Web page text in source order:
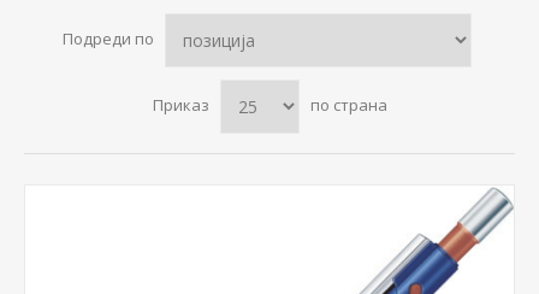
Подреди по
Приказ по страна